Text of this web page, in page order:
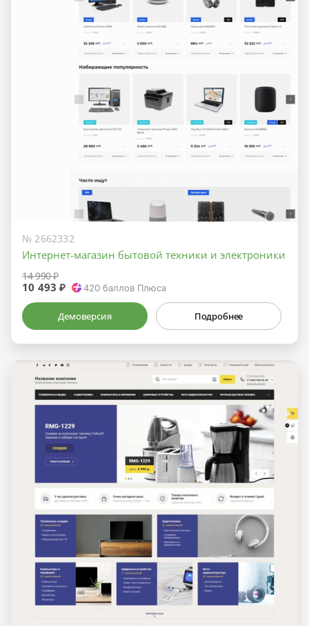
№ 2662332
Интернет-магазин бытовой техники и электроники
14 990 ₽
10 493 ₽ 420баллов Плюса
Демоверсия Подробнее